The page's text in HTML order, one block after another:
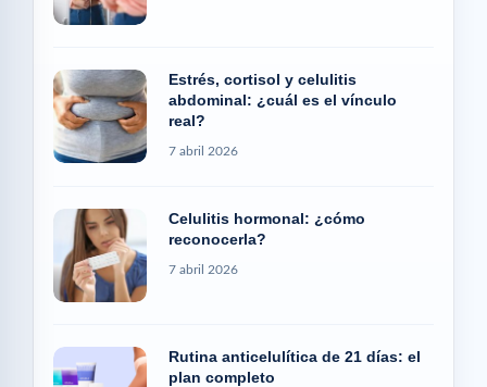
Estrés, cortisol y celulitis
abdominal: ¿cuál es el vínculo
real?
7 abril 2026
Celulitis hormonal: ¿cómo
reconocerla?
7 abril 2026
Rutina anticelulítica de 21 días: el
plan completo